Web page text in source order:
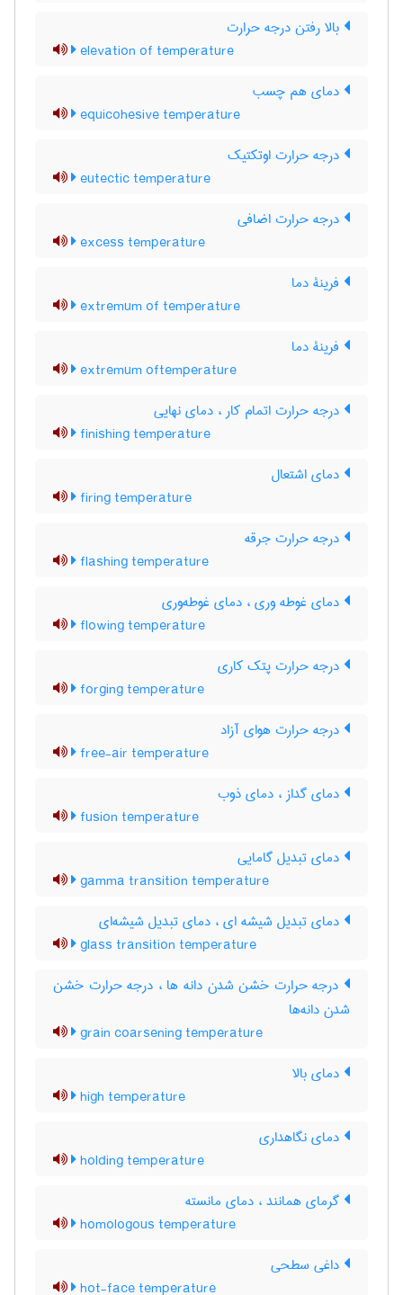
بالا رفتن درجه حرارت
elevation of temperature
دمای هم چسب
equicohesive temperature
درجه حرارت اوتکتیک
eutectic temperature
درجه حرارت اضافی
excess temperature
فرینۀ دما
extremum of temperature
فرینۀ دما
extremum oftemperature
درجه حرارت اتمام کار ، دمای نهایی
finishing temperature
دمای اشتعال
firing temperature
درجه حرارت جرقه
flashing temperature
دمای غوطه وری ، دمای غوطه‌وری
flowing temperature
درجه حرارت پتک کاری
forging temperature
درجه حرارت هوای آزاد
free-air temperature
دمای گداز ، دمای ذوب
fusion temperature
دمای تبدیل گامایی
gamma transition temperature
دمای تبدیل شیشه ای ، دمای تبدیل شیشه‌ای
glass transition temperature
درجه حرارت خشن شدن دانه ها ، درجه حرارت خشن
شدن دانه‌ها
grain coarsening temperature
دمای بالا
high temperature
دمای نگاهداری
holding temperature
گرمای همانند ، دمای مانسته
homologous temperature
داغی سطحی
hot-face temperature